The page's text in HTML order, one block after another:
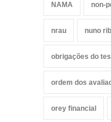
NAMA non-
nrau nuno
obrigações do
ordem dos
orey financial